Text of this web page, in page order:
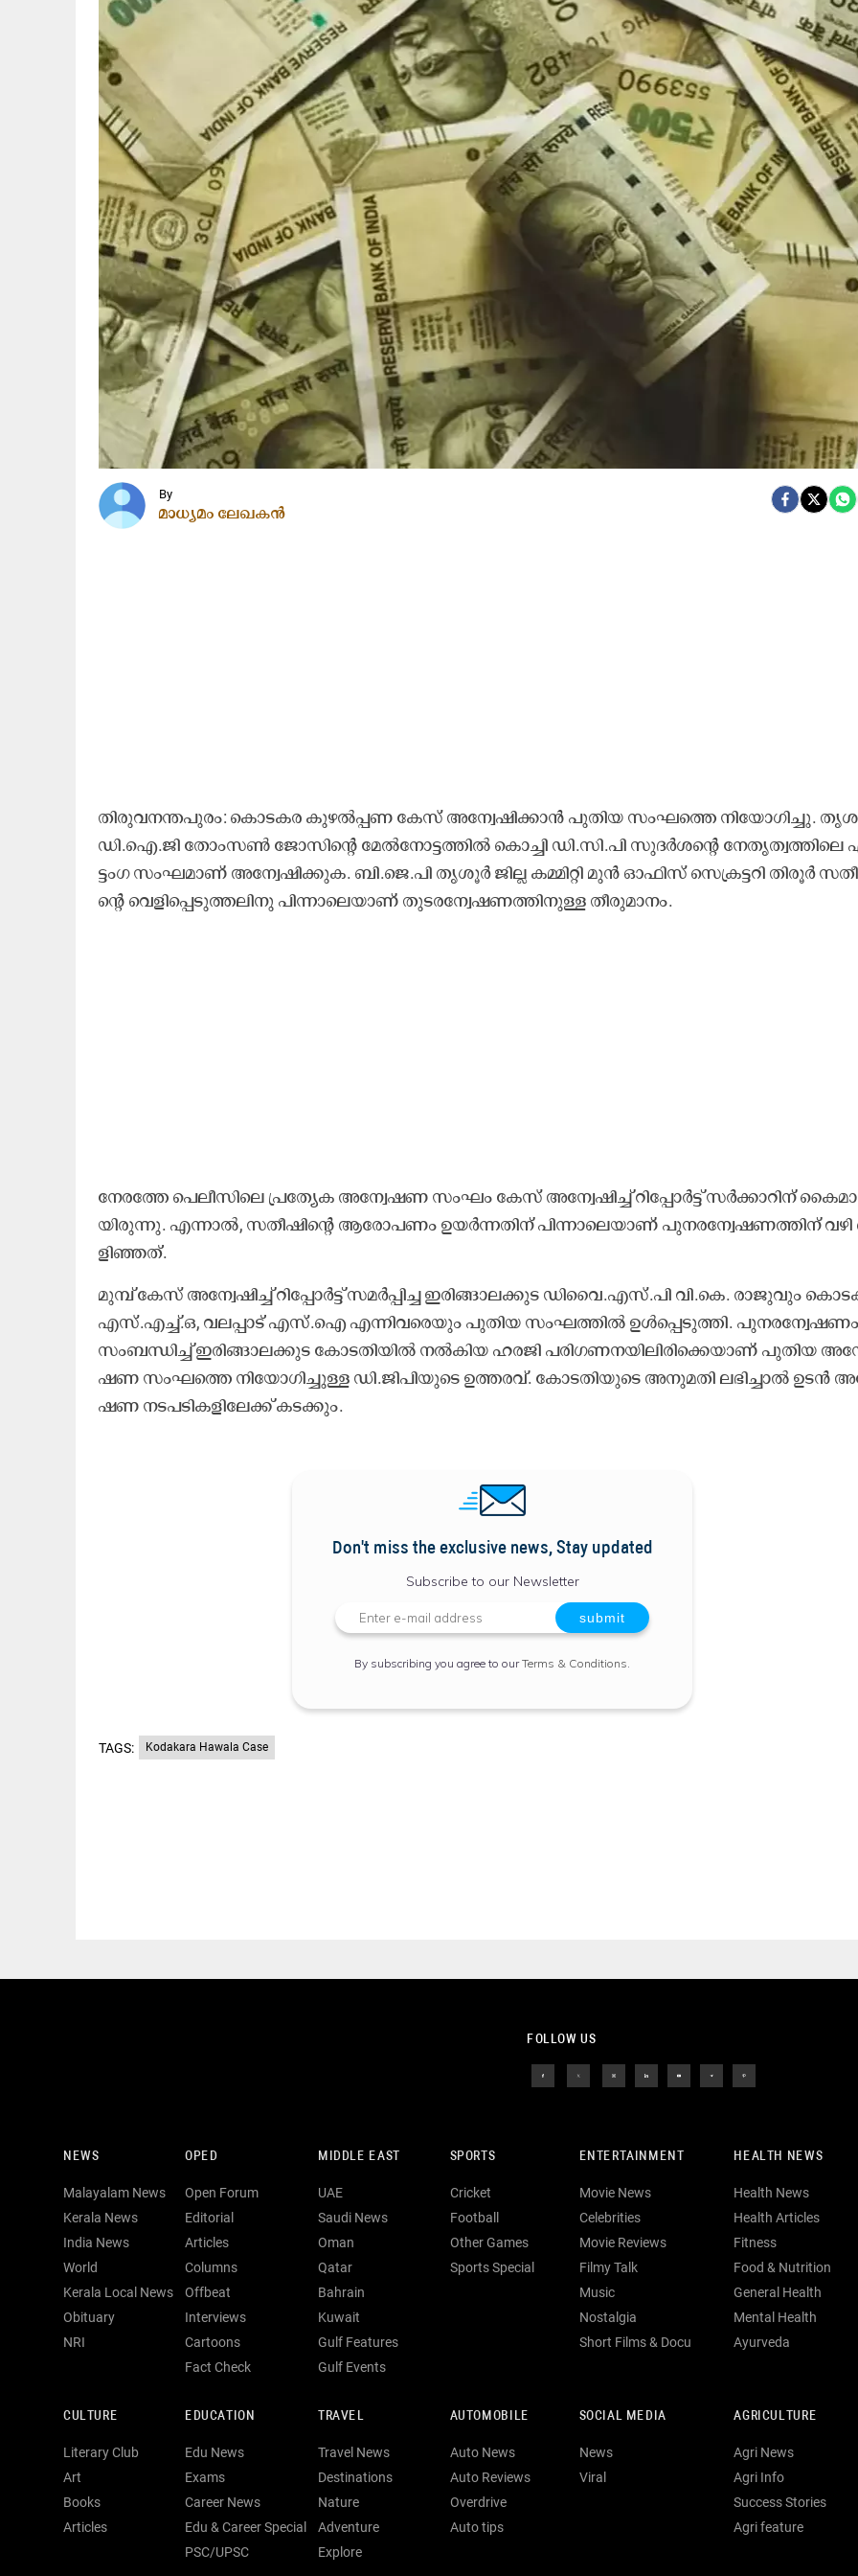
By
മാധ്യമം ലേഖകൻ
തി​രു​വ​ന​ന്ത​പു​രം: കൊ​ട​ക​ര കു​ഴ​ൽ​പ്പ​ണ കേ​സ് അ​ന്വേ​ഷി​ക്കാ​ൻ പു​തി​യ സം​ഘ​ത്തെ നി​യോ​​ഗി​ച്ചു.
ഡി.​ഐ.​ജി തോം​സ​ണ്‍ ജോ​സി​ന്റെ മേ​ല്‍നോ​ട്ട​ത്തി​ൽ കൊ​ച്ചി ഡി.​സി.​പി സു​ദ​ര്‍ശ​ന്‍റെ നേ​തൃ​ത്വ​ത്തി​ലെ
ട്ടം​ഗ സം​ഘ​മാ​ണ്​ അ​ന്വേ​ഷി​ക്കു​ക. ബി.​ജെ.​പി തൃ​ശൂ​ർ ജി​ല്ല ക​മ്മി​റ്റി മു​ൻ ഓ​ഫി​സ് സെ​ക്ര​ട്ട​റി തി​രൂ​ർ
ന്റെ വെ​ളി​പ്പെ​ടു​ത്ത​ലി​നു പി​ന്നാ​ലെ​യാ​ണ് തു​ട​ര​ന്വേ​ഷ​ണ​ത്തി​നു​ള്ള തീ​രു​മാ​നം.
നേ​ര​ത്തേ പെ​ലീ​സി​ലെ പ്ര​ത്യേ​ക അ​ന്വേ​ഷ​ണ സം​ഘം കേ​സ് അ​ന്വേ​ഷി​ച്ച് റി​പ്പോ​ർ​ട്ട് സ​ർ​ക്കാ​റി​ന്
യി​രു​ന്നു. എ​ന്നാ​ൽ, സ​തീ​ഷി​ന്റെ ആ​രോ​പ​ണം ഉ​യ​ർ​ന്ന​തി​ന് പി​ന്നാ​ലെ​യാ​ണ് പു​ന​ര​ന്വേ​ഷ​ണ​ത്തി​ന് വ​ഴി
ളി​ഞ്ഞ​ത്.
മു​മ്പ്​ കേ​സ് അ​ന്വേ​ഷി​ച്ച് റി​പ്പോ​ര്‍ട്ട് സ​മ​ര്‍പ്പി​ച്ച ഇ​രി​ങ്ങാ​ല​ക്കു​ട ഡി​വൈ.​എ​സ്.​പി വി.​കെ. രാ​ജു​വും
എ​സ്.​എ​ച്ച്.​ഒ, വ​ല​പ്പാ​ട് എ​സ്‌.​ഐ എ​ന്നി​വ​രെ​യും പു​തി​യ സം​ഘ​ത്തി​ൽ ഉ​ൾ​പ്പെ​ടു​ത്തി. പു​ന​ര​ന്വേ​ഷ​ണം
സം​ബ​ന്ധി​ച്ച് ഇ​രി​ങ്ങാ​ല​ക്കു​ട കോ​ട​തി​യി​ൽ ന​ൽ​കി​യ ഹ​ര​ജി പ​രി​​ഗ​ണ​ന​യി​ലി​രി​ക്കെ​യാ​ണ് പു​തി​യ
ഷ​ണ സം​ഘ​ത്തെ നി​യോ​​ഗി​ച്ചു​ള്ള ഡി.​ജി​പി​യു​ടെ ഉ​ത്ത​ര​വ്. കോ​ട​തി​യു​ടെ അ​നു​മ​തി ല​ഭി​ച്ചാ​ൽ ഉ​ട​ൻ
ഷ​ണ ന​ട​പ​ടി​ക​ളി​ലേ​ക്ക്​ ക​ട​ക്കും.
Don't miss the exclusive news, Stay updated
Subscribe to our Newsletter
By subscribing you agree to ourTerms & Conditions
TAGS: Kodakara Hawala Case
FOLLOW US
NEWS
Malayalam News
Kerala News
India News
World
Kerala Local News
Obituary
NRI
OPED
Open Forum
Editorial
Articles
Columns
Offbeat
Interviews
Cartoons
Fact Check
MIDDLE EAST
UAE
Saudi News
Oman
Qatar
Bahrain
Kuwait
Gulf Features
Gulf Events
SPORTS
Cricket
Football
Other Games
Sports Special
ENTERTAINMENT
Movie News
Celebrities
Movie Reviews
Filmy Talk
Music
Nostalgia
Short Films & Docu
HEALTH NEWS
Health News
Health Articles
Fitness
Food & Nutrition
General Health
Mental Health
Ayurveda
CULTURE
Literary Club
Art
Books
Articles
EDUCATION
Edu News
Exams
Career News
Edu & Career Special
PSC/UPSC
TRAVEL
Travel News
Destinations
Nature
Adventure
Explore
AUTOMOBILE
Auto News
Auto Reviews
Overdrive
Auto tips
SOCIAL MEDIA
News
Viral
AGRICULTURE
Agri News
Agri Info
Success Stories
Agri feature